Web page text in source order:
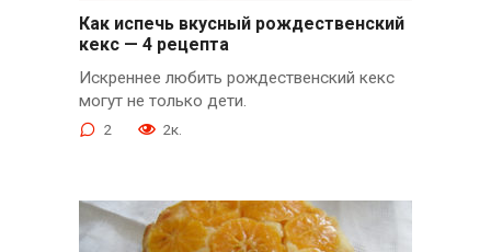
Как испечь вкусный рождественский
кекс — 4 рецепта
Искреннее любить рождественский кекс
могут не только дети.
2 2к.